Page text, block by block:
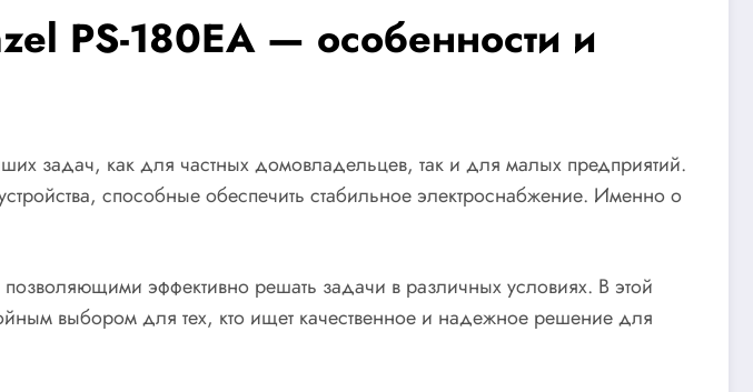
PS-180EA — особенности и
задач, как для частных домовладельцев, так и для малых предприятий.
способные обеспечить стабильное электроснабжение. Именно о
эффективно решать задачи в различных условиях. В этой
выбором для тех, кто ищет качественное и надежное решение для